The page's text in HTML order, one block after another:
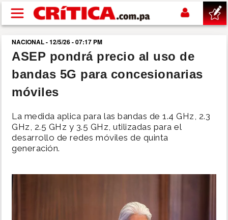
Pasar al contenido principal
buscar
SUCESOS
POLÍTICA
DEPORTES
NACIONAL - 12/5/26 - 07:17 PM
ASEP pondrá precio al uso de
bandas 5G para concesionarias
móviles
La medida aplica para las bandas de 1.4 GHz, 2.3
GHz, 2.5 GHz y 3.5 GHz, utilizadas para el
desarrollo de redes móviles de quinta
generación.